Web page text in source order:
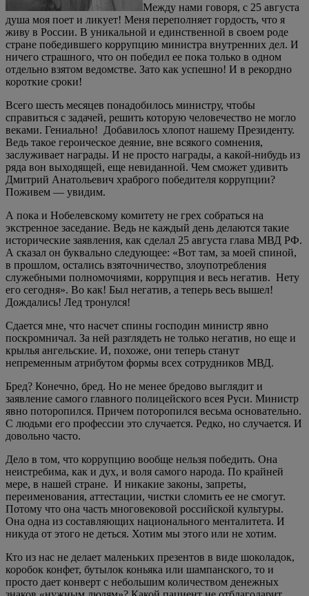
Между нами говоря, с 25 августа
душа моя поет и ликует! Меня переполняет гордость, что я
живу в России. В уникальной и единственной в своем роде
стране победившего коррупцию министра внутренних дел. И
ничего страшного, что он победил ее пока только в одном
отдельно взятом ведомстве. Зато как успешно! И в рекордно
короткие сроки!
Всего шесть месяцев понадобилось министру, чтобы
справиться с задачей, решить которую человечество не могло
веками. Гениально! Добавилось хлопот нашему Президенту.
Ведь такое героическое деяние, вне всякого сомнения,
заслуживает награды. И не просто награды, а какой-нибудь из
ряда вон выходящей, еще невиданной. Чем сможет удивить
Дмитрий Анатольевич храброго победителя коррупции?
Поживем — увидим.
А пока и Нобелевскому комитету не грех собраться на
экстренное заседание. Ведь не каждый день делаются такие
исторические заявления, как сделал 25 августа глава МВД РФ.
А сказал он буквально следующее: «Вот там, за моей спиной,
в прошлом, остались взяточничество, злоупотребления
служебными полномочиями, коррупция и весь негатив. Нету
его сегодня». Во как! Был негатив, а теперь весь вышел!
Дождались! Лед тронулся!
Сдается мне, что насчет спины господин министр явно
поскромничал. За ней разглядеть не только негатив, но еще и
крылья ангельские. И, похоже, они теперь станут
непременным атрибутом формы всех сотрудников МВД.
Бред? Конечно, бред. Но не менее бредово выглядит и
заявление самого главного полицейского всея Руси. Министр
явно поторопился. Причем поторопился весьма основательно.
С людьми его профессии это случается. Редко, но случается. И
довольно часто.
Дело в том, что коррупцию вообще нельзя победить. Она
неистребима, как и дух, и воля самого народа. По крайней
мере, в нашей стране. И никакие законы, запреты,
переименования, аттестации, чистки сломить ее не смогут.
Потому что она часть многовековой российской культуры.
Она одна из составляющих национального менталитета. И
никуда от этого не деться. Хотим мы этого или не хотим.
Кто из нас не делает маленьких презентов в виде шоколадок,
коробок конфет, бутылок коньяка или шампанского, то и
просто дает конверт с небольшим количеством денежных